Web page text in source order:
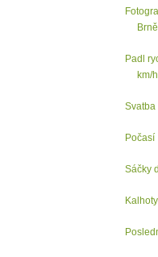
Brně
Padl
km/h
Svatba
Počasí
Sáčky